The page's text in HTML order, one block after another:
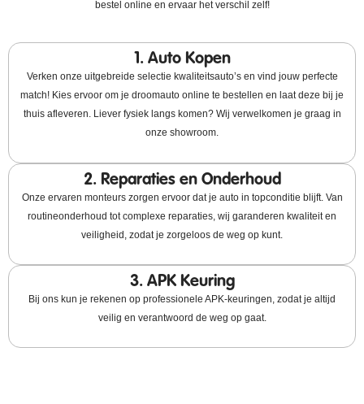
bestel online en ervaar het verschil zelf!
1. Auto Kopen
Verken onze uitgebreide selectie kwaliteitsauto’s en vind jouw perfecte
match! Kies ervoor om je droomauto online te bestellen en laat deze bij je
thuis afleveren. Liever fysiek langs komen? Wij verwelkomen je graag in
onze showroom.
2. Reparaties en Onderhoud
Onze ervaren monteurs zorgen ervoor dat je auto in topconditie blijft. Van
routineonderhoud tot complexe reparaties, wij garanderen kwaliteit en
veiligheid, zodat je zorgeloos de weg op kunt.
3. APK Keuring
Bij ons kun je rekenen op professionele APK-keuringen, zodat je altijd
veilig en verantwoord de weg op gaat.